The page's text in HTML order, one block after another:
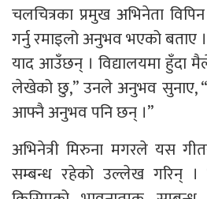
चलचित्रका प्रमुख अभिनेता
गर्नु रमाइलो अनुभव भएको बताए
याद आउँछन् । विद्यालयमा हुँदा
लेखेको छु,” उनले अनुभव सुनाए,
आफ्नै अनुभव पनि छन् ।”
अभिनेत्री मिरुना मगरले यस
सम्बन्ध रहेको उल्लेख गरिन्